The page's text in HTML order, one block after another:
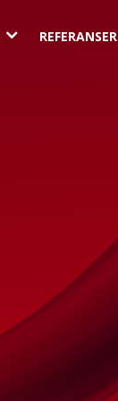
3 REFERANSER